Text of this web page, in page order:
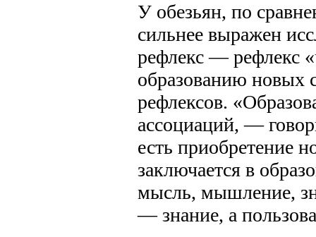
У обезьян, по
сильнее выражен
рефлекс — рефлекс
образованию новых
рефлексов.
ассоциаций, —
есть приобретение
заключается в
мысль, мышление,
— знание, а